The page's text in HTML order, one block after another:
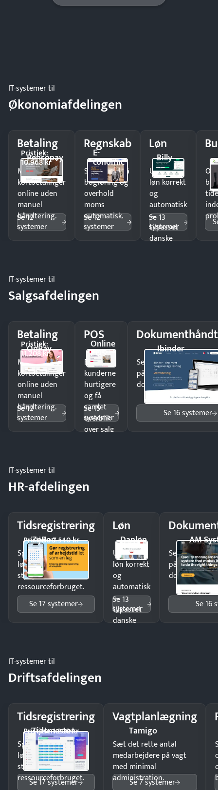
IT-systemer til
Økonomiafdelingen
Betaling
Pensopay
Pristjek:
10.968 kr
Modtag
kortbetalinger
online uden
manuel
håndtering.
Se 12
systemer
Regnskab
E-
conomic
Spar timer på
bogføring og
overhold
moms
automatisk.
Se 12
systemer
Løn
Billy
Udbetal
løn korrekt
og
automatisk
—
tilpasset
danske
Se 13
systemer
IT-systemer til
Salgsafdelingen
Betaling
OnPay
Pristjek:
11.208 kr
Modtag
kortbetalinger
online uden
manuel
håndtering.
Se 12
systemer
POS
Online
POS
Ekspedér
kunderne
hurtigere
og få
samlet
overblik
over salg
Se 15
systemer
Ibinder
Send kontrakter til
på minutter og mist
dokumenter.
Se 16 systemer
IT-systemer til
HR-afdelingen
Tidsregistrering
ZeBon
Pristjek: 7.540 kr
Spar tid på
lønberegning og få
styr på
ressourceforbruget.
Se 17 systemer
Løn
Danløn
Udbetal
løn korrekt
og
automatisk
—
tilpasset
danske
Se 13
systemer
AM
Send
på minutter
dokumenter.
Se 16
IT-systemer til
Driftsafdelingen
Tidsregistrering
Tidsmester
Pristjek: 1.200 kr
Spar tid på
lønberegning og få
styr på
ressourceforbruget.
Se 17 systemer
Vagtplanlægning
Tamigo
Sæt det rette antal
medarbejdere på vagt
med minimal
administration.
Se 7 systemer